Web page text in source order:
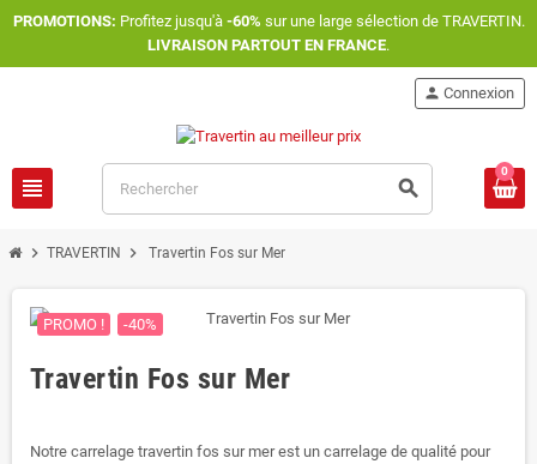
PROMOTIONS: Profitez jusqu'à -60% sur une large sélection de TRAVERTIN.
LIVRAISON PARTOUT EN FRANCE.
view_headline search
person Connexion
0
chevron_right TRAVERTIN chevron_right Travertin Fos sur Mer
PROMO ! -40%
Travertin Fos sur Mer
Notre carrelage travertin fos sur mer est un carrelage de qualité pour